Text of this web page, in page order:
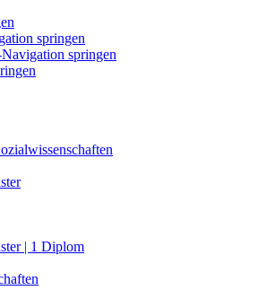
springen
springen
| 1 Diplom